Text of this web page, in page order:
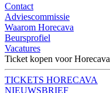
Contact
Adviescommissie
Waarom Horecava
Beursprofiel
Vacatures
Ticket kopen voor Horecava
TICKETS HORECAVA
NIEUWSBRIEF